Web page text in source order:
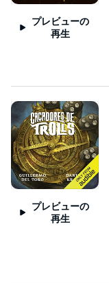
プレビューの
再生
プレビューの
再生